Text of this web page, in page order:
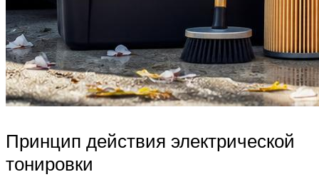
Принцип действия электрической
тонировки